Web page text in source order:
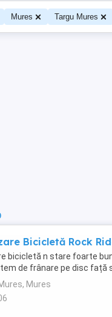
Mures Targu Mures
Bicicletă Rock
bicicletă n stare foarte
de frânare pe disc față
Mures